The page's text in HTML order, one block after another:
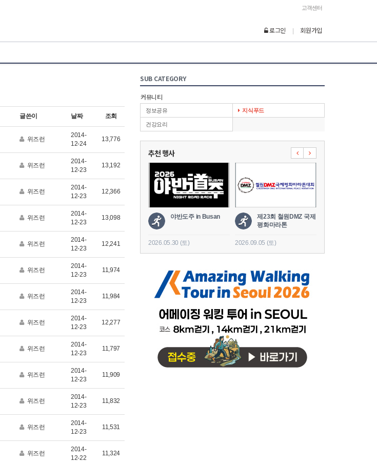
고객센터
로그인 회원가입
글쓴이 날짜 조회
위즈런
2014-
12-24
13,776
위즈런
2014-
12-23
13,192
위즈런
2014-
12-23
12,366
위즈런
2014-
12-23
13,098
위즈런
2014-
12-23
12,241
위즈런
2014-
12-23
11,974
위즈런
2014-
12-23
11,984
위즈런
2014-
12-23
12,277
위즈런
2014-
12-23
11,797
위즈런
2014-
12-23
11,909
위즈런
2014-
12-23
11,832
위즈런
2014-
12-23
11,531
위즈런
2014-
12-22
11,324
SUB CATEGORY
커뮤니티
정보공유 지식푸드
건강요리
추천 행사
2026 화천DMZ랠리 2026 양양 YRUN
2026.09.12 (토)
야반도주 in Busan
2026.05.30 (토)
제23회 철원DMZ 국제
평화마라톤
2026.09.05 (토)